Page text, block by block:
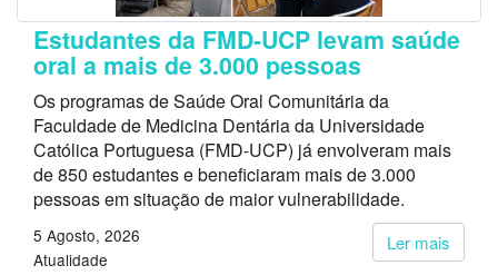
Estudantes da FMD-UCP levam saúde
oral a mais de 3.000 pessoas
Os programas de Saúde Oral Comunitária da
Faculdade de Medicina Dentária da Universidade
Católica Portuguesa (FMD-UCP) já envolveram mais
de 850 estudantes e beneficiaram mais de 3.000
pessoas em situação de maior vulnerabilidade.
Ler mais
5 Agosto, 2026
Atualidade